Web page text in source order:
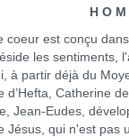
H O
est conçu dans
les sentiments,
à partir déjà du
d’Hefta, Catherine
Jean-Eudes,
Jésus, qui n'est pas